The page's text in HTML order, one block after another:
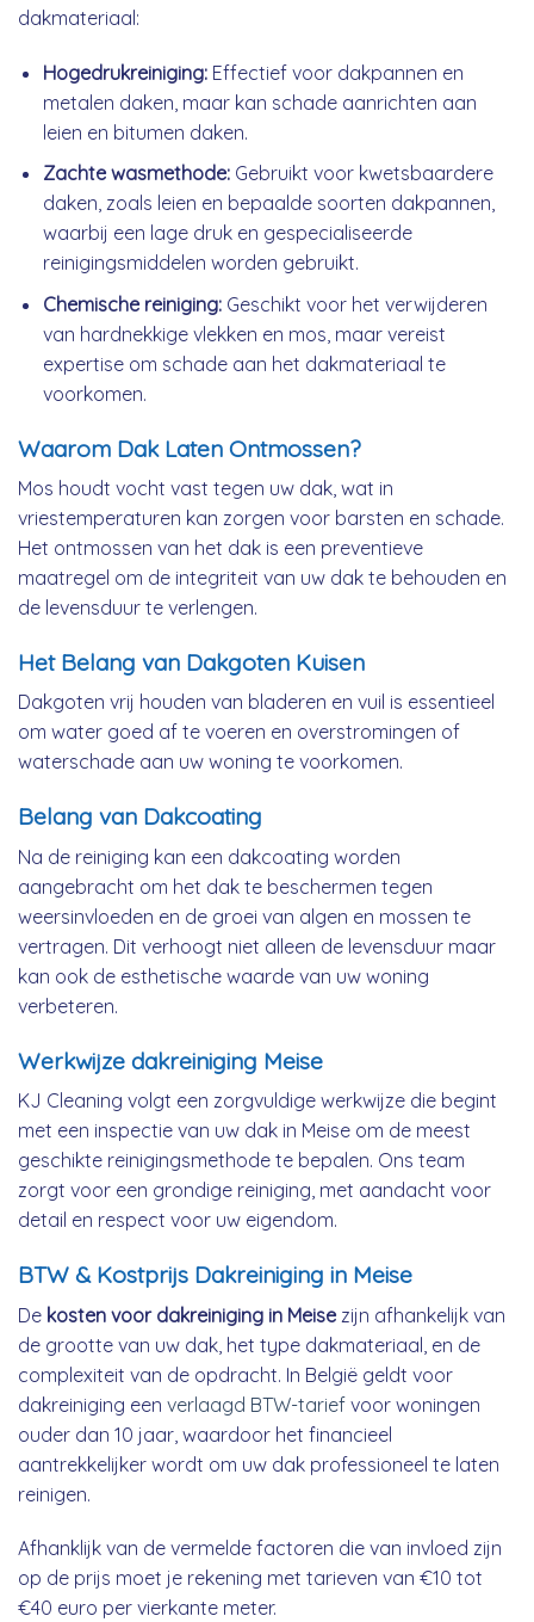
dakmateriaal:
Hogedrukreiniging:Effectief voor dakpannen en
metalen daken, maar kan schade aanrichten aan
leien en bitumen daken.
Zachte wasmethode:Gebruikt voor kwetsbaardere
daken, zoals leien en bepaalde soorten dakpannen,
waarbij een lage druk en gespecialiseerde
reinigingsmiddelen worden gebruikt.
Chemische reiniging:Geschikt voor het verwijderen
van hardnekkige vlekken en mos, maar vereist
expertise om schade aan het dakmateriaal te
voorkomen.
Waarom Dak Laten Ontmossen?
Mos houdt vocht vast tegen uw dak, wat in
vriestemperaturen kan zorgen voor barsten en schade.
Het ontmossen van het dak is een preventieve
maatregel om de integriteit van uw dak te behouden en
de levensduur te verlengen.
Het Belang van Dakgoten Kuisen
Dakgoten vrij houden van bladeren en vuil is essentieel
om water goed af te voeren en overstromingen of
waterschade aan uw woning te voorkomen.
Belang van Dakcoating
Na de reiniging kan een dakcoating worden
aangebracht om het dak te beschermen tegen
weersinvloeden en de groei van algen en mossen te
vertragen. Dit verhoogt niet alleen de levensduur maar
kan ook de esthetische waarde van uw woning
verbeteren.
Werkwijze dakreiniging Meise
KJ Cleaning volgt een zorgvuldige werkwijze die begint
met een inspectie van uw dak in Meise om de meest
geschikte reinigingsmethode te bepalen. Ons team
zorgt voor een grondige reiniging, met aandacht voor
detail en respect voor uw eigendom.
BTW & Kostprijs Dakreiniging in Meise
De kosten voor dakreiniging in Meisezijn afhankelijk van
de grootte van uw dak, het type dakmateriaal, en de
complexiteit van de opdracht. In België geldt voor
dakreiniging een verlaagd BTW-tarief voor woningen
ouder dan 10 jaar, waardoor het financieel
aantrekkelijker wordt om uw dak professioneel te laten
reinigen.
Afhanklijk van de vermelde factoren die van invloed zijn
op de prijs moet je rekening met tarieven van €10 tot
€40 euro per vierkante meter.